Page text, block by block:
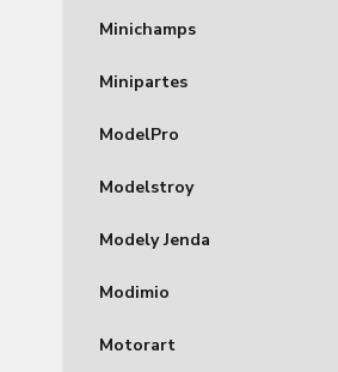
Minichamps
Minipartes
ModelPro
Modelstroy
Modely Jenda
Modimio
Motorart